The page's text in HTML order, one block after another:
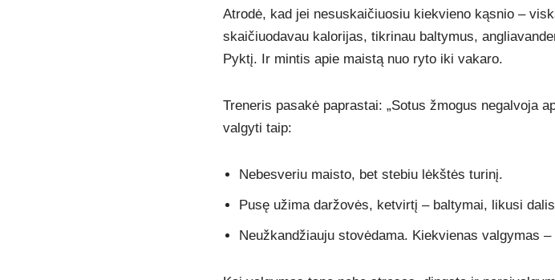
Atrodė, kad jei nesuskaičiuosiu kiekvieno kąsnio –
skaičiuodavau kalorijas, tikrinau baltymus,
Pyktį. Ir mintis apie maistą nuo ryto iki vakaro.
Treneris pasakė paprastai: „Sotus žmogus negalvoja
valgyti taip:
Nebesveriu maisto, bet stebiu lėkštės turinį.
Pusę užima daržovės, ketvirtį – baltymai, likusi
Neužkandžiauju stovėdama. Kiekvienas valgymas